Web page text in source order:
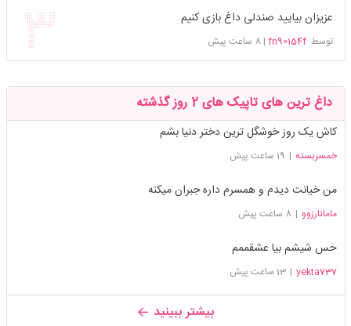
عزیزان بیایید صندلی داغ بازی کنیم
توسطfn90154f
|8 ساعت پیش
داغ ترین های تاپیک های 2 روز گذشته
کاش یک روز خوشگل ترین دختر دنیا بشم
خمسربسته | 19 ساعت پیش
من خیانت دیدم و همسرم داره جبران میکنه
مامانارزوو | 8 ساعت پیش
حس شیشم بیا عشقممم
yekta737
| 13 ساعت پیش
بیشتر ببینید